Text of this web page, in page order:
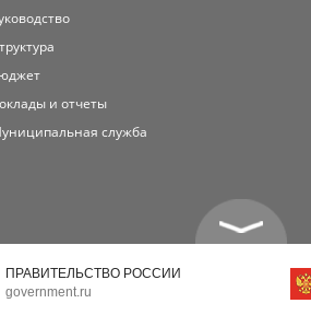
и отчеты
служба
ПРАВИТЕЛЬСТВО РОССИИ
government.ru